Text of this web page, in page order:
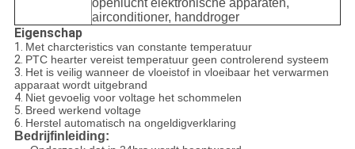
openlucht elektronische apparaten,
airconditioner, handdroger
Eigenschap
1. Met charcteristics van constante temperatuur
2. PTC hearter vereist temperatuur geen controlerend systeem
3. Het is veilig wanneer de vloeistof in vloeibaar het verwarmen
apparaat wordt uitgebrand
4. Niet gevoelig voor voltage het schommelen
5. Breed werkend voltage
6. Herstel automatisch na ongeldigverklaring
Bedrijfinleiding: